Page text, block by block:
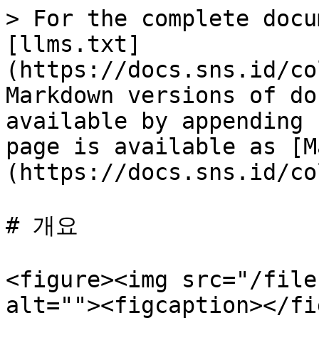
> For the complete
[llms.txt]
(https://docs.sns.id/
Markdown versions of
available by
page is available as
(https://docs.sns.id/
# 개요
<figure><img src="/files/
alt=""><figcaption></